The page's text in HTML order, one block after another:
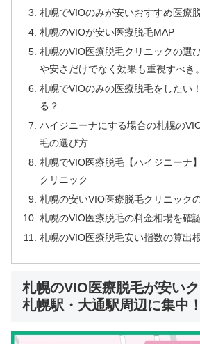
札幌でVIOのみが安いおすすめ医療
札幌のVIOが安い医療脱毛MAP
札幌のVIO医療脱毛クリニックの選
や安さだけでなく効果も重視すべき。
札幌でVIOのみの医療脱毛をしたい
る？
ハイジニーナにする場合の札幌の
毛の選び方
札幌でVIO医療脱毛【ハイジニーナ
クリニック
札幌の安いVIO医療脱毛クリニック
札幌のVIO医療脱毛の料金相場を確認
札幌のVIO医療脱毛安い指数の算出
札幌のVIO医療脱毛が安いク
札幌駅・大通駅周辺に集中！